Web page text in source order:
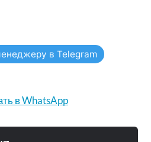
в Telegram
в WhatsApp